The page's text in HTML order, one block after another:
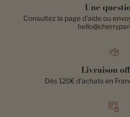
Une
Consultez la page d'aide ou
Livraison
Dès 120€ d'achats en